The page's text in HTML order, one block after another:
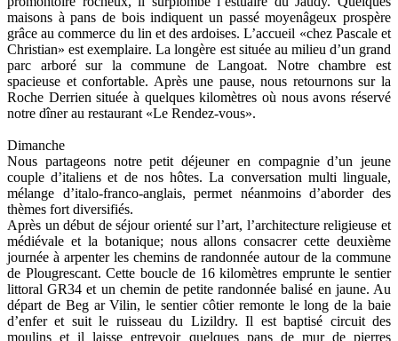
maisons à pans de bois indiquent un passé moyenâgeux prospère
grâce au commerce du lin et des ardoises. L’accueil «chez Pascale et
Christian» est exemplaire. La longère est située au milieu d’un grand
parc arboré sur la commune de Langoat. Notre chambre est
spacieuse et confortable. Après une pause, nous retournons sur la
Roche Derrien située à quelques kilomètres où nous avons réservé
notre dîner au restaurant «Le Rendez-vous».
Dimanche
Nous partageons notre petit déjeuner en compagnie d’un jeune
couple d’italiens et de nos hôtes. La conversation multi linguale,
mélange d’italo-franco-anglais, permet néanmoins d’aborder des
thèmes fort diversifiés.
Après un début de séjour orienté sur l’art, l’architecture religieuse et
médiévale et la botanique; nous allons consacrer cette deuxième
journée à arpenter les chemins de randonnée autour de la commune
de Plougrescant. Cette boucle de 16 kilomètres emprunte le sentier
littoral GR34 et un chemin de petite randonnée balisé en jaune. Au
départ de Beg ar Vilin, le sentier côtier remonte le long de la baie
d’enfer et suit le ruisseau du Lizildry. Il est baptisé circuit des
moulins et il laisse entrevoir quelques pans de mur de pierres